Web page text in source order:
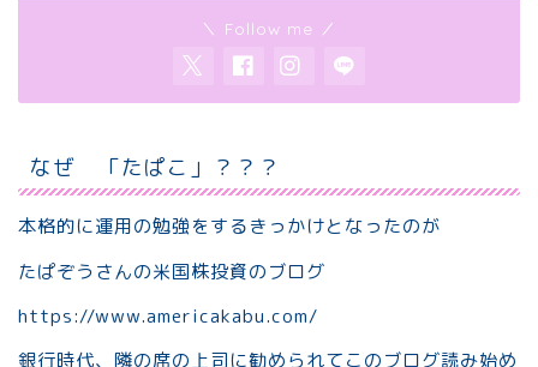
＼ Follow me ／
なぜ 「たぱこ」？？？
本格的に運用の勉強をするきっかけとなったのが
たぱぞうさんの米国株投資のブログ
https://www.americakabu.com/
銀行時代、隣の席の上司に勧められてこのブログ読み始め